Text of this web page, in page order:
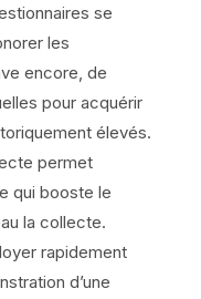
se
les
encore, de
pour acquérir
élevés.
permet
qui booste le
la collecte.
rapidement
d’une